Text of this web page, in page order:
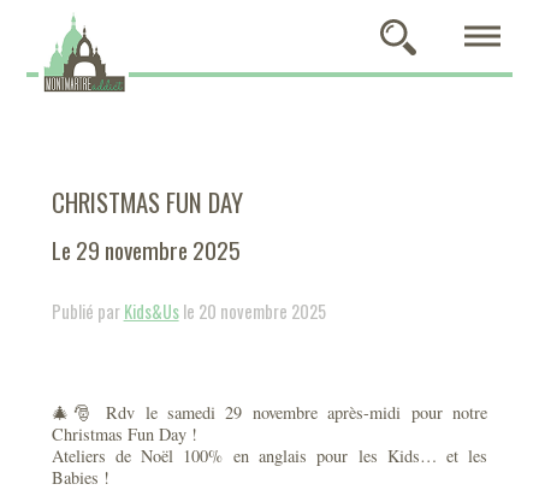
CHRISTMAS FUN DAY
Le 29 novembre 2025
Publié parKids&Usle 20 novembre 2025
🎄🎅 Rdv le samedi 29 novembre après-midi pour notre
Christmas Fun Day !
Ateliers de Noël 100% en anglais pour les Kids… et les
Babies !